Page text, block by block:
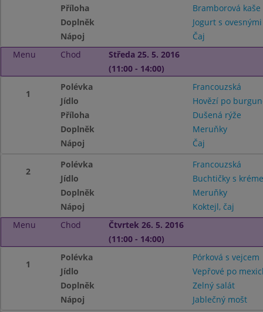
Příloha
Bramborová
Doplněk
Jogurt s
Nápoj
Čaj
Menu
Chod
Středa 25. 5. 2016
(11:00 - 14:00)
1
Polévka
Francouzská
Jídlo
Hovězí po
Příloha
Dušená rýže
Doplněk
Meruňky
Nápoj
Čaj
2
Polévka
Francouzská
Jídlo
Buchtičky s
Doplněk
Meruňky
Nápoj
Koktejl, čaj
Menu
Chod
Čtvrtek 26. 5. 2016
(11:00 - 14:00)
1
Polévka
Pórková s vejcem
Jídlo
Vepřové po
Doplněk
Zelný salát
Nápoj
Jablečný mošt